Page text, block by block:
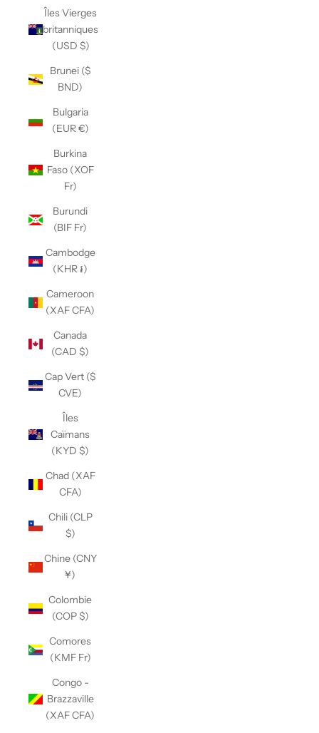
Îles Vierges
britanniques
(USD $)
Brunei ($
BND)
Bulgaria
(EUR €)
Burkina
Faso (XOF
Fr)
Burundi
(BIF Fr)
Cambodge
(KHR ៛)
Cameroon
(XAF CFA)
Canada
(CAD $)
Cap Vert ($
CVE)
Îles
Caïmans
(KYD $)
Chad (XAF
CFA)
Chili (CLP
$)
Chine (CNY
¥)
Colombie
(COP $)
Comores
(KMF Fr)
Congo -
Brazzaville
(XAF CFA)